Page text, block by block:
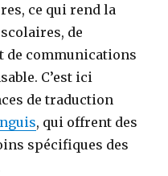
ce qui rend la
de
de communications
C’est ici
de traduction
, qui offrent des
spécifiques des